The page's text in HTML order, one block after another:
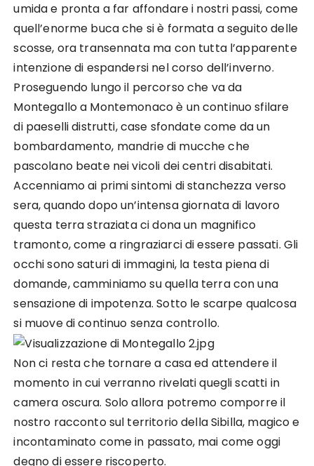
umida e pronta a far affondare i nostri passi, come
quell’enorme buca che si è formata a seguito delle
scosse, ora transennata ma con tutta l’apparente
intenzione di espandersi nel corso dell’inverno.
Proseguendo lungo il percorso che va da
Montegallo a Montemonaco è un continuo sfilare
di paeselli distrutti, case sfondate come da un
bombardamento, mandrie di mucche che
pascolano beate nei vicoli dei centri disabitati.
Accenniamo ai primi sintomi di stanchezza verso
sera, quando dopo un’intensa giornata di lavoro
questa terra straziata ci dona un magnifico
tramonto, come a ringraziarci di essere passati. Gli
occhi sono saturi di immagini, la testa piena di
domande, camminiamo su quella terra con una
sensazione di impotenza. Sotto le scarpe qualcosa
si muove di continuo senza controllo.
Non ci resta che tornare a casa ed attendere il
momento in cui verranno rivelati quegli scatti in
camera oscura. Solo allora potremo comporre il
nostro racconto sul territorio della Sibilla, magico e
incontaminato come in passato, mai come oggi
degno di essere riscoperto.